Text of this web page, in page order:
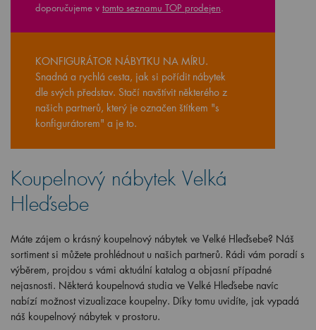
doporučujeme v tomto seznamu TOP prodejen
KONFIGURÁTOR NÁBYTKU NA MÍRU.
Snadná a rychlá cesta, jak si pořídit nábytek
dle svých představ. Stačí navštívit některého z
našich partnerů, který je označen štítkem "s
konfigurátorem" a je to.
Koupelnový nábytek Velká
Hleďsebe
Máte zájem o krásný koupelnový nábytek ve Velké Hleďsebe? Náš
sortiment si můžete prohlédnout u našich partnerů. Rádi vám poradí s
výběrem, projdou s vámi aktuální katalog a objasní případné
nejasnosti. Některá koupelnová studia ve Velké Hleďsebe navíc
nabízí možnost vizualizace koupelny. Díky tomu uvidíte, jak vypadá
náš koupelnový nábytek v prostoru.